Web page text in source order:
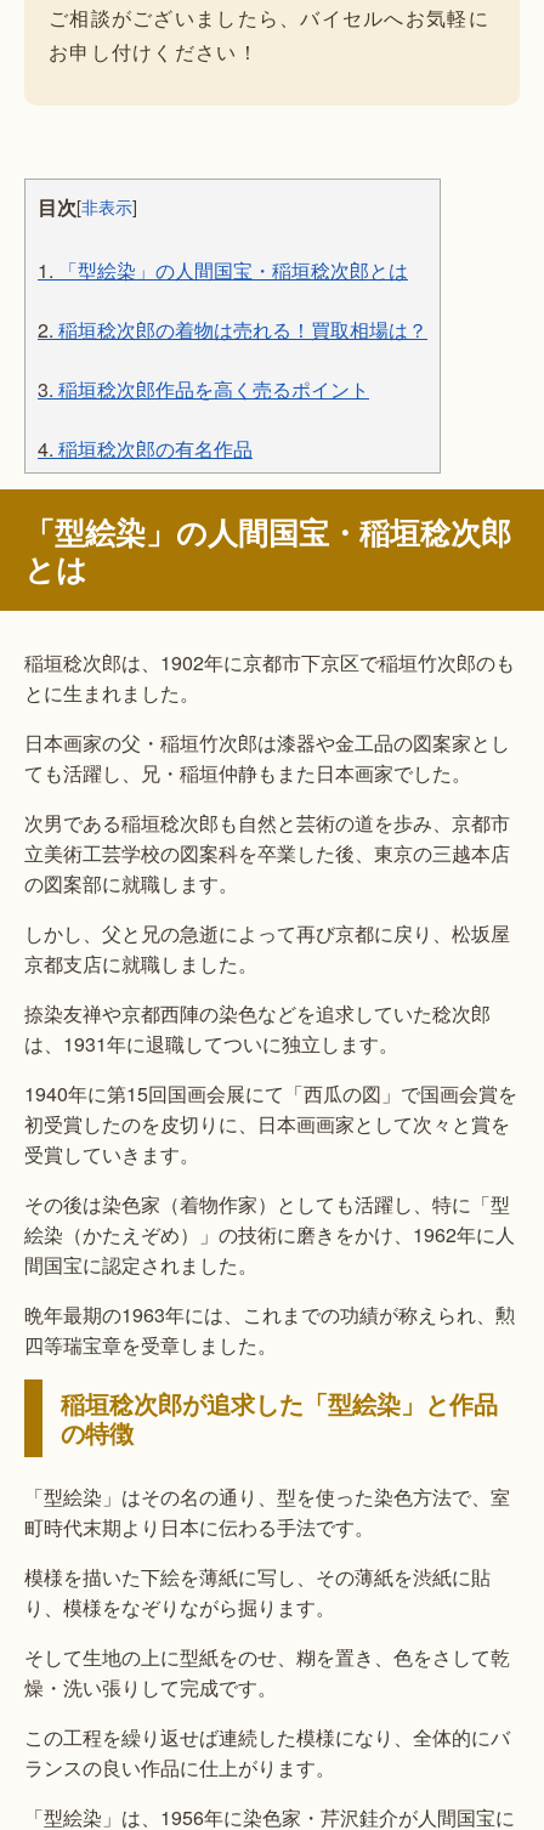
ご相談がございましたら、バイセルへお気軽に
お申し付けください！
目次[非表示]
1. 「型絵染」の人間国宝・稲垣稔次郎とは
2. 稲垣稔次郎の着物は売れる！買取相場は？
3. 稲垣稔次郎作品を高く売るポイント
4. 稲垣稔次郎の有名作品
「型絵染」の人間国宝・稲垣稔次郎
とは
稲垣稔次郎は、1902年に京都市下京区で稲垣竹次郎のも
とに生まれました。
日本画家の父・稲垣竹次郎は漆器や金工品の図案家とし
ても活躍し、兄・稲垣仲静もまた日本画家でした。
次男である稲垣稔次郎も自然と芸術の道を歩み、京都市
立美術工芸学校の図案科を卒業した後、東京の三越本店
の図案部に就職します。
しかし、父と兄の急逝によって再び京都に戻り、松坂屋
京都支店に就職しました。
捺染友禅や京都西陣の染色などを追求していた稔次郎
は、1931年に退職してついに独立します。
1940年に第15回国画会展にて「西瓜の図」で国画会賞を
初受賞したのを皮切りに、日本画画家として次々と賞を
受賞していきます。
その後は染色家（着物作家）としても活躍し、特に「型
絵染（かたえぞめ）」の技術に磨きをかけ、1962年に人
間国宝に認定されました。
晩年最期の1963年には、これまでの功績が称えられ、勲
四等瑞宝章を受章しました。
稲垣稔次郎が追求した「型絵染」と作品
の特徴
「型絵染」はその名の通り、型を使った染色方法で、室
町時代末期より日本に伝わる手法です。
模様を描いた下絵を薄紙に写し、その薄紙を渋紙に貼
り、模様をなぞりながら掘ります。
そして生地の上に型紙をのせ、糊を置き、色をさして乾
燥・洗い張りして完成です。
この工程を繰り返せば連続した模様になり、全体的にバ
ランスの良い作品に仕上がります。
「型絵染」は、1956年に染色家・芹沢銈介が人間国宝に